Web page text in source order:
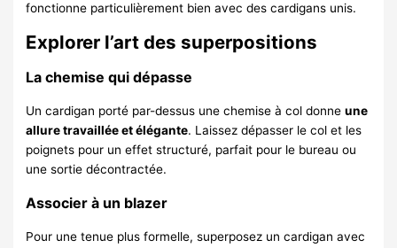
fonctionne particulièrement bien avec des cardigans unis.
Explorer l’art des superpositions
La chemise qui dépasse
Un cardigan porté par-dessus une chemise à col donneune
allure travaillée et élégante. Laissez dépasser le col et les
poignets pour un effet structuré, parfait pour le bureau ou
une sortie décontractée.
Associer à un blazer
Pour une tenue plus formelle, superposez un cardigan avec